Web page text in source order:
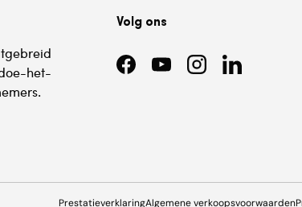
het-
Volg ons
FacebookYouTubeInstagramLinkedIn
PrestatieverklaringAlgemene verkoopsvoorwaarden